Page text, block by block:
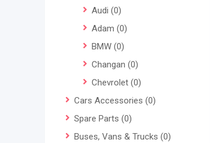
Audi (0)
Adam (0)
BMW (0)
Changan (0)
Chevrolet (0)
Cars Accessories (0)
Spare Parts (0)
Buses, Vans & Trucks (0)